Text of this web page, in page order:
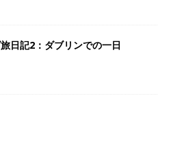
日記2：ダブリンでの一日